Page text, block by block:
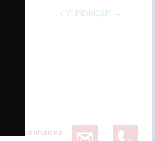
CYLINDRIQUE →
Vous souhaitez